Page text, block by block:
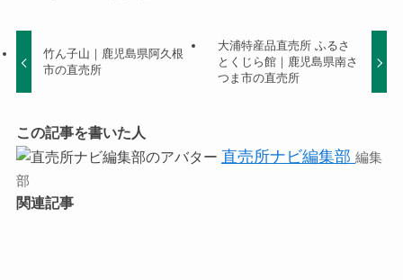
竹ん子山｜鹿児島県阿久根
市の直売所
大浦特産品直売所 ふるさ
とくじら館｜鹿児島県南さ
つま市の直売所
この記事を書いた人
直売所ナビ編集部 編集
部
関連記事